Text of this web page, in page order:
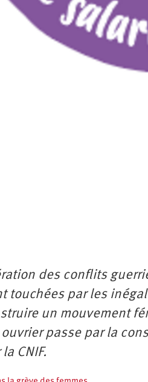
des conflits
touchées par les
un mouvement
passe par la
CNIF.